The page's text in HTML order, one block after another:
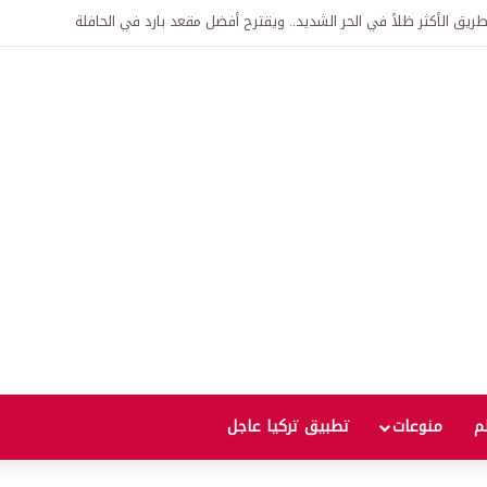
لإنشاء “الجامعة السورية التركية” في دمشق.. منح دراسية واعتراف بالشهادات
منوعات تطبيق تركيا عاجل